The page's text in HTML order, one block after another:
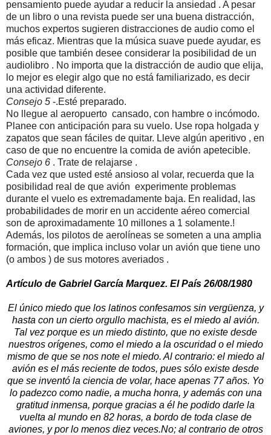
pensamiento puede ayudar a reducir la ansiedad . A pesar
de un libro o una revista puede ser una buena distracción,
muchos expertos sugieren distracciones de audio como el
más eficaz. Mientras que la música suave puede ayudar, es
posible que también desee considerar la posibilidad de un
audiolibro . No importa que la distracción de audio que elija,
lo mejor es elegir algo que no está familiarizado, es decir
una actividad diferente.
Consejo 5 -.Esté preparado.
No llegue al aeropuerto cansado, con hambre o incómodo.
Planee con anticipación para su vuelo. Use ropa holgada y
zapatos que sean fáciles de quitar. Lleve algún aperitivo , en
caso de que no encuentre la comida de avión apetecible.
Consejo 6 . Trate de relajarse .
Cada vez que usted esté ansioso al volar, recuerda que la
posibilidad real de que avión experimente problemas
durante el vuelo es extremadamente baja. En realidad, las
probabilidades de morir en un accidente aéreo comercial
son de aproximadamente 10 millones a 1 solamente.!
Además, los pilotos de aerolíneas se someten a una amplia
formación, que implica incluso volar un avión que tiene uno
(o ambos ) de sus motores averiados .
Artículo de Gabriel García Marquez. El País 26/08/1980
El único miedo que los latinos confesamos sin vergüenza, y
hasta con un cierto orgullo machista, es el miedo al avión.
Tal vez porque es un miedo distinto, que no existe desde
nuestros orígenes, como el miedo a la oscuridad o el miedo
mismo de que se nos note el miedo. Al contrario: el miedo al
avión es el más reciente de todos, pues sólo existe desde
que se inventó la ciencia de volar, hace apenas 77 años. Yo
lo padezco como nadie, a mucha honra, y además con una
gratitud inmensa, porque gracias a él he podido darle la
vuelta al mundo en 82 horas, a bordo de toda clase de
aviones, y por lo menos diez veces.No; al contrario de otros